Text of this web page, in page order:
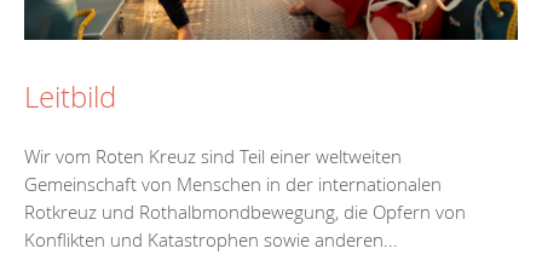
Leitbild
Wir vom Roten Kreuz sind Teil einer weltweiten
Gemeinschaft von Menschen in der internationalen
Rotkreuz und Rothalbmondbewegung, die Opfern von
Konflikten und Katastrophen sowie anderen...